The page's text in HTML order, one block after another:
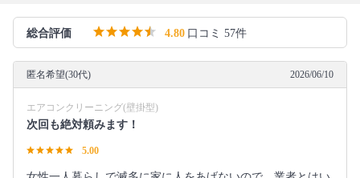
総合評価 4.80 口コミ 57件
匿名希望(30代) 2026/06/10
エアコンクリーニング(壁掛型)
次回も絶対頼みます！
5.00